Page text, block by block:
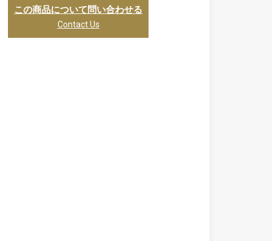
この商品について問い合わせる
Contact Us